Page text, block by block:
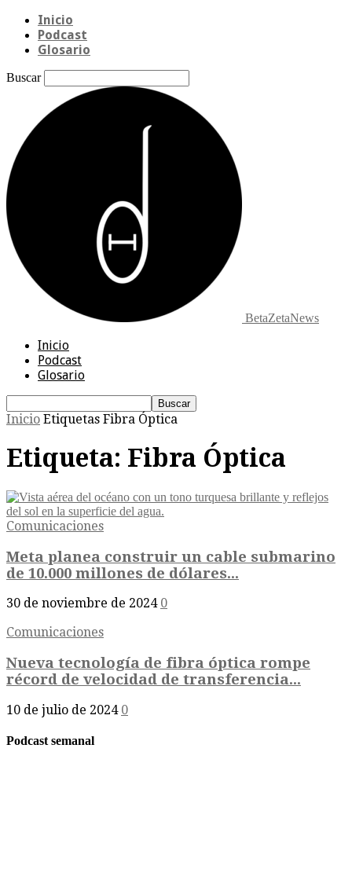
Inicio
Podcast
Glosario
Buscar
BetaZetaNews
Inicio
Podcast
Glosario
Inicio Etiquetas Fibra Óptica
Etiqueta: Fibra Óptica
Comunicaciones
Meta planea construir un cable submarino
de 10.000 millones de dólares...
30 de noviembre de 2024 0
Comunicaciones
Nueva tecnología de fibra óptica rompe
récord de velocidad de transferencia...
10 de julio de 2024 0
Podcast semanal